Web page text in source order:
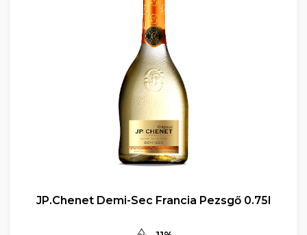
JP.Chenet Demi-Sec Francia Pezsgő 0.75l